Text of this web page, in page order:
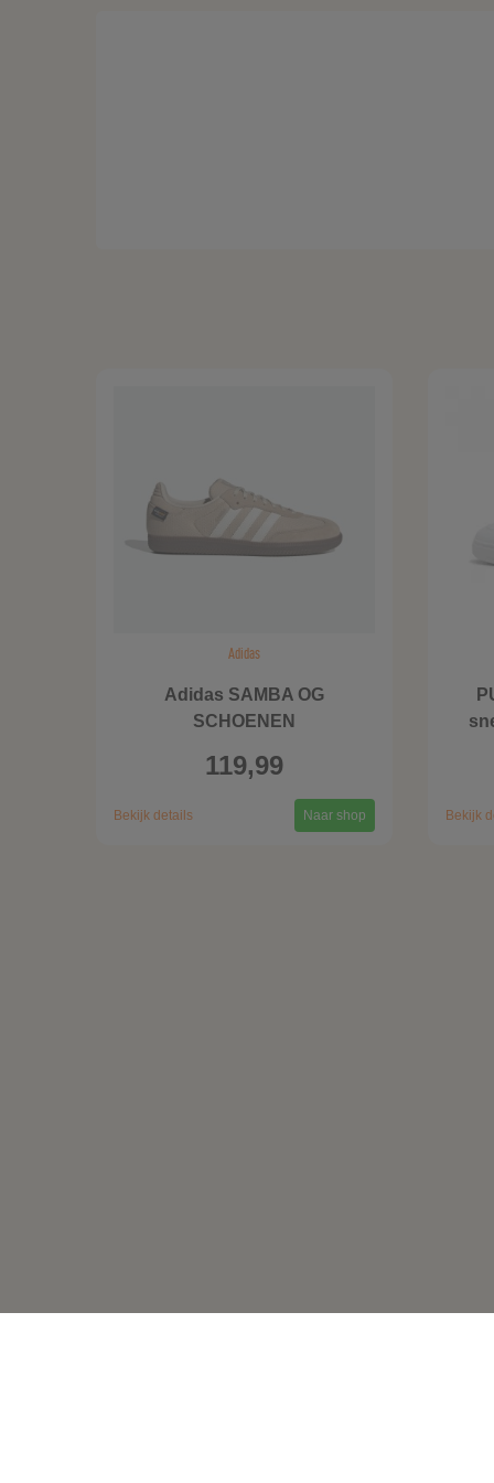
Adidas
Adidas SAMBA OG
SCHOENEN
119,99
Bekijk details Naar shop Bekijk